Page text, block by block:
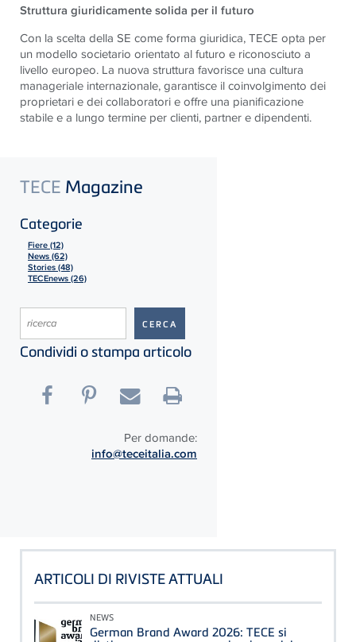
Struttura giuridicamente solida per il futuro
Con la scelta della SE come forma giuridica, TECE opta per
un modello societario orientato al futuro e riconosciuto a
livello europeo. La nuova struttura favorisce una cultura
manageriale internazionale, garantisce il coinvolgimento dei
proprietari e dei collaboratori e offre una pianificazione
stabile e a lungo termine per clienti, partner e dipendenti.
TECE Magazine
Categorie
Fiere (12)
News (62)
Stories (48)
TECEnews (26)
Condividi o stampa articolo
Per domande:
info@teceitalia.com
ARTICOLI DI RIVISTE ATTUALI
NEWS
German Brand Award 2026: TECE si